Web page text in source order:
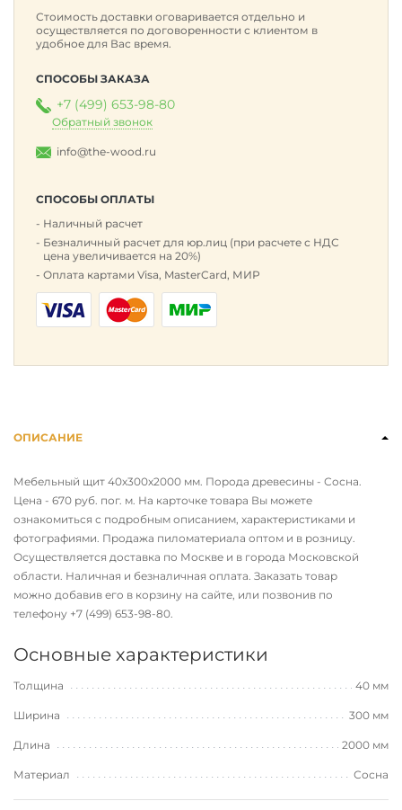
Стоимость доставки оговаривается отдельно и
осуществляется по договоренности с клиентом в
удобное для Вас время.
СПОСОБЫ ЗАКАЗА
+7 (499) 653-98-80
Обратный звонок
info@the-wood.ru
СПОСОБЫ ОПЛАТЫ
Наличный расчет
Безналичный расчет для юр.лиц (при расчете с НДС
цена увеличивается на 20%)
Оплата картами Visa, MasterCard, МИР
ОПИСАНИЕ
Мебельный щит 40х300х2000 мм. Порода древесины - Сосна.
Цена - 670 руб. пог. м. На карточке товара Вы можете
ознакомиться с подробным описанием, характеристиками и
фотографиями. Продажа пиломатериала оптом и в розницу.
Осуществляется доставка по Москве и в города Московской
области. Наличная и безналичная оплата. Заказать товар
можно добавив его в корзину на сайте, или позвонив по
телефону +7 (499) 653-98-80.
Основные характеристики
Толщина 40 мм
Ширина 300 мм
Длина 2000 мм
Материал Сосна